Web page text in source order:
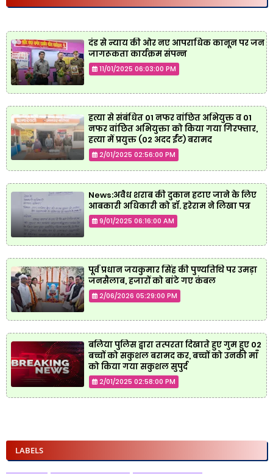
दंड से न्याय की ओर नए आपराधिक कानून पर जन
जागरूकता कार्यक्रम संपन्न
11/01/2025 06:03:00 PM
हत्या से संबंधित 01 नफर वांछित अभियुक्त व 01
नफर वांछित अभियुक्ता को किया गया गिरफ्तार,
हत्या में प्रयुक्त (02 अदद ईंट) बरामद
2/01/2025 02:56:00 PM
News:अवैध शराब की दुकान हटाए जाने के लिए
आबकारी अधिकारी को डॉ. हरेराम ने लिखा पत्र
9/01/2025 06:16:00 AM
पूर्व प्रधान जयकुमार सिंह की पुण्यतिथि पर उमड़ा
जनसैलाब, हजारों को बांटे गए कंबल
2/06/2026 05:29:00 PM
बलिया पुलिस द्वारा तत्परता दिखाते हुए गुम हुए 02
बच्चों को सकुशल बरामद कर, बच्चों को उनकी माँ
को किया गया सकुशल सुपुर्द
2/01/2025 02:58:00 PM
LABELS